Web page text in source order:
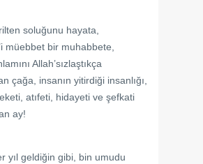
soluğunu hayata,
müebbet bir muhabbete,
Allah’sızlaştıkça
çağa, insanın yitirdiği insanlığı,
atıfeti, hidayeti ve şefkati
ay!
yıl geldiğin gibi, bin umudu